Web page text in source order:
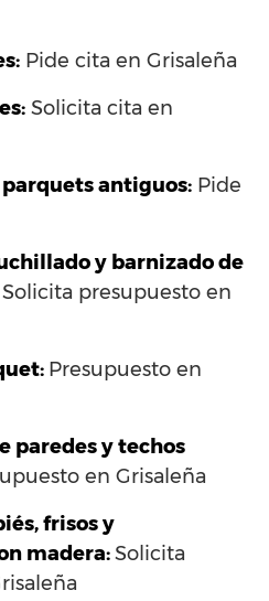
Pide cita en Grisaleña
Solicita cita en
antiguos: Pide
y barnizado de
Solicita presupuesto en
Presupuesto en
paredes y techos
en Grisaleña
frisos y
madera:Solicita